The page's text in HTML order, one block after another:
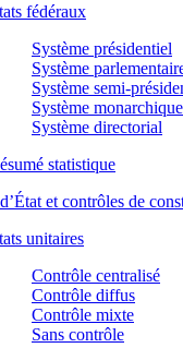
fédéraux
Système présidentiel
Système
Système semi-
Système monarchique
Système directorial
statistique
et contrôles de
unitaires
Contrôle centralisé
Contrôle diffus
Contrôle mixte
Sans contrôle